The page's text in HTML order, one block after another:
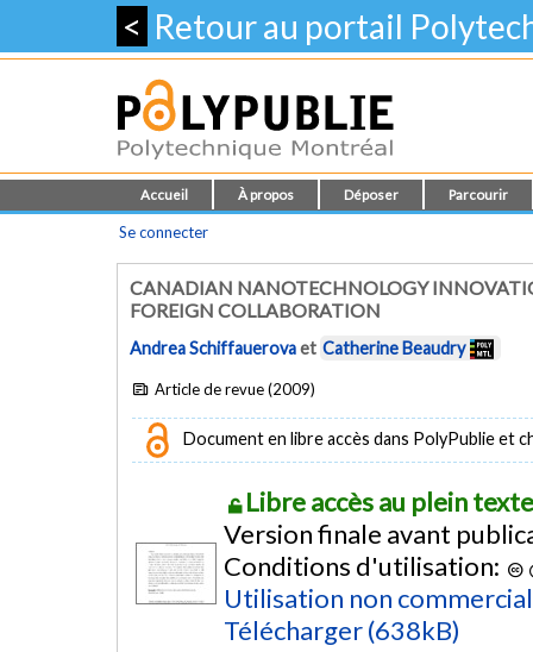
< Retour au portail
Accueil À propos Déposer Parcourir
Se connecter
CANADIAN NANOTECHNOLOGY
FOREIGN COLLABORATION
Andrea Schiffauerovaet Catherine Beaudry
Article de revue (2009)
Document en libre accès dans PolyPublie et
Libre accès au plein
Version finale avant
Conditions d'utilisation:
Utilisation non
Télécharger (638kB)